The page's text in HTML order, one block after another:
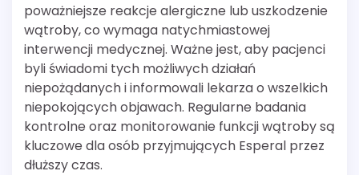
poważniejsze reakcje alergiczne lub uszkodzenie
wątroby, co wymaga natychmiastowej
interwencji medycznej. Ważne jest, aby pacjenci
byli świadomi tych możliwych działań
niepożądanych i informowali lekarza o wszelkich
niepokojących objawach. Regularne badania
kontrolne oraz monitorowanie funkcji wątroby są
kluczowe dla osób przyjmujących Esperal przez
dłuższy czas.